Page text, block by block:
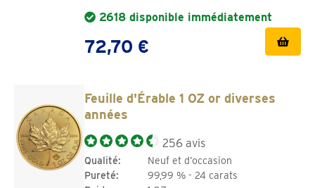
Nos spécialistes en métaux précieux se feront un plaisir de
2618 disponible immédiatement
72,70 €
Feuille d'Érable 1 OZ or diverses
années
256 avis
Qualité:
Neuf et d’occasion
Pureté:
99,99 % - 24 carats